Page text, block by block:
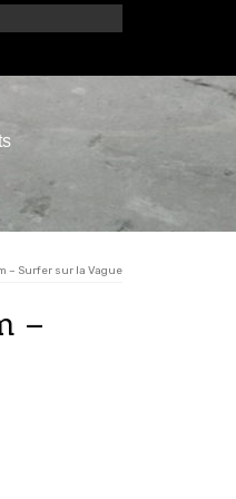
– Surfer sur la Vague
–